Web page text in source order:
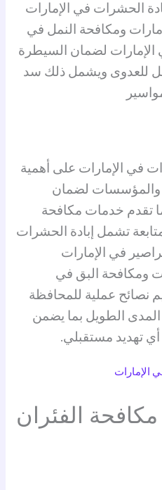
الحشرات في الإمارات
ومكافحة النمل في
الإمارات لضمان السيطرة
للعدوى ويشمل ذلك سد
في الإمارات على أهمية
والمؤسسات لضمان
تقدم خدمات مكافحة
تشمل إبادة الحشرات
في الإمارات
ومكافحة البق في
نصائح عملية للمحافظة
الطويل بما يضمن
تهديد مستقبلي.
الإمارات
الفئران